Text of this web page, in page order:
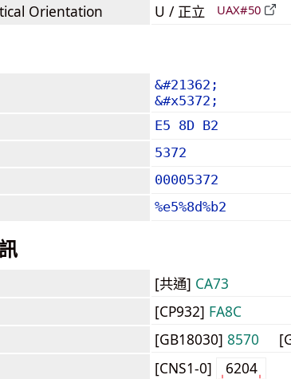
Orientation U / 正立 UAX#50
&#21362;
&#x5372;
E5 8D B2
5372
00005372
%e5%8d%b2
[共通] CA73
[CP932] FA8C
[GB18030] 8570
[CNS1-0] 6204